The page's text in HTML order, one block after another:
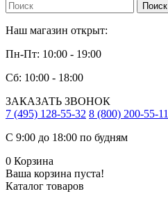
Поиск
Наш магазин открыт:
Пн-Пт: 10:00 - 19:00
Сб: 10:00 - 18:00
ЗАКАЗАТЬ ЗВОНОК
7 (495) 128-55-32 8 (800) 200-55-11
С 9:00 до 18:00 по будням
0 Корзина
Ваша корзина пуста!
Каталог товаров